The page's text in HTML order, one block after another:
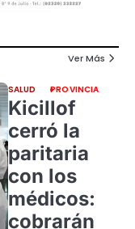
Ver Más
SALUD PROVINCIA
Kicillof
cerró la
paritaria
con los
médicos:
cobrarán